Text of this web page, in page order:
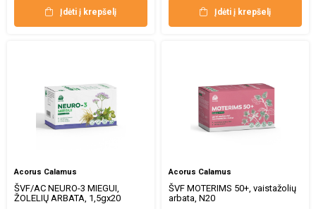
Įdėti į krepšelį Įdėti į krepšelį
Acorus Calamus
ŠVF/AC NEURO-3 MIEGUI,
ŽOLELIŲ ARBATA, 1,5gx20
Acorus Calamus
ŠVF MOTERIMS 50+, vaistažolių
arbata, N20